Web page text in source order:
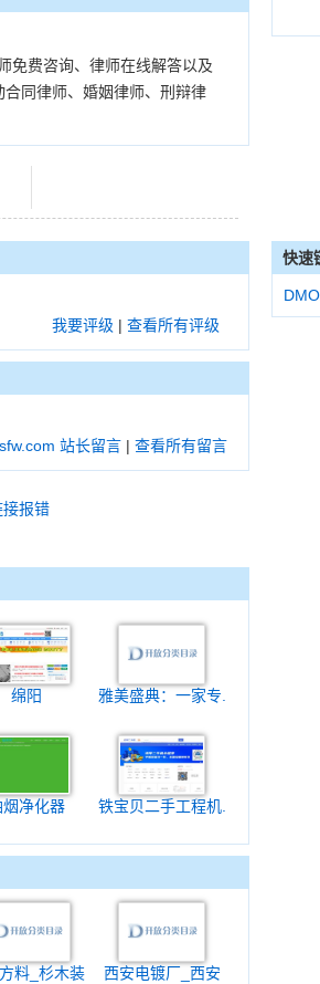
免费咨询、律师在线解答以及
同律师、婚姻律师、刑辩律
我要评级 | 查看所有评级
站长留言 | 查看所有留言
接报错
绵阳 雅美盛典：一家专.
烟净化器 铁宝贝二手工程机.
料_杉木装 西安电镀厂_西安
快速